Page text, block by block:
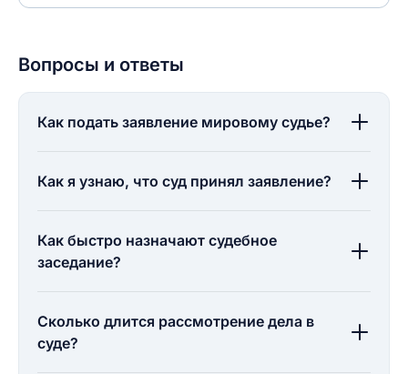
Вопросы и ответы
Как подать заявление мировому судье?
Как я узнаю, что суд принял заявление?
Как быстро назначают судебное
заседание?
Сколько длится рассмотрение дела в
суде?